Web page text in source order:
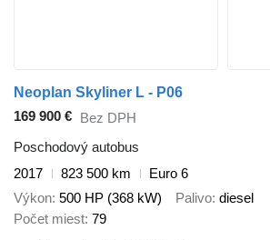
Neoplan Skyliner L - P06
169 900 € Bez DPH
Poschodový autobus
2017
823 500 km
Euro 6
Výkon 500 HP (368 kW) Palivo diesel
Počet miest 79